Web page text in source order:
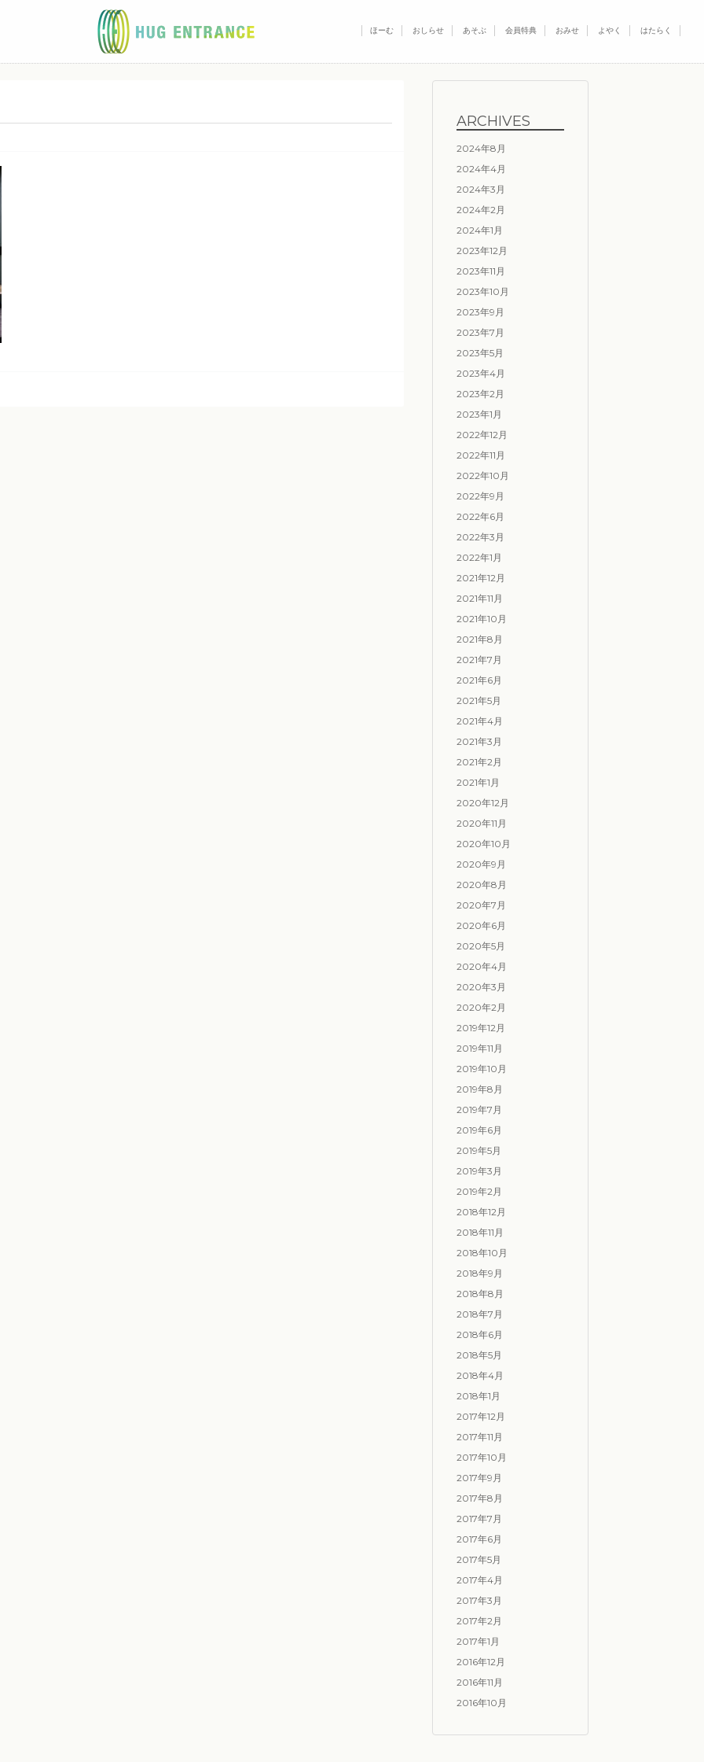
ほーむ おしらせ あそぶ 会員特典 おみせ よやく はたらく
ARCHIVES
2024年8月
2024年4月
2024年3月
2024年2月
2024年1月
2023年12月
2023年11月
2023年10月
2023年9月
2023年7月
2023年5月
2023年4月
2023年2月
2023年1月
2022年12月
2022年11月
2022年10月
2022年9月
2022年6月
2022年3月
2022年1月
2021年12月
2021年11月
2021年10月
2021年8月
2021年7月
2021年6月
2021年5月
2021年4月
2021年3月
2021年2月
2021年1月
2020年12月
2020年11月
2020年10月
2020年9月
2020年8月
2020年7月
2020年6月
2020年5月
2020年4月
2020年3月
2020年2月
2019年12月
2019年11月
2019年10月
2019年8月
2019年7月
2019年6月
2019年5月
2019年3月
2019年2月
2018年12月
2018年11月
2018年10月
2018年9月
2018年8月
2018年7月
2018年6月
2018年5月
2018年4月
2018年1月
2017年12月
2017年11月
2017年10月
2017年9月
2017年8月
2017年7月
2017年6月
2017年5月
2017年4月
2017年3月
2017年2月
2017年1月
2016年12月
2016年11月
2016年10月